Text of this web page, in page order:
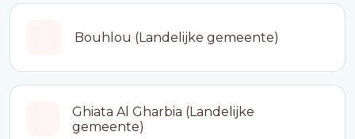
Bouhlou (Landelijke gemeente)
Ghiata Al Gharbia (Landelijke
gemeente)